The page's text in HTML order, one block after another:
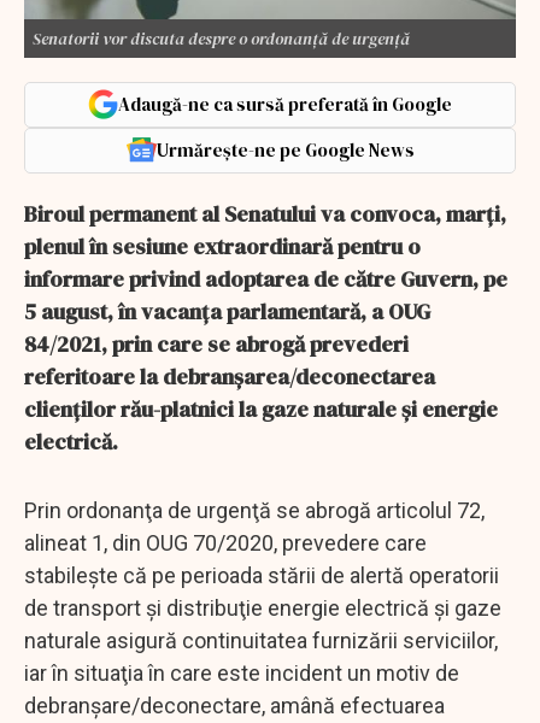
Senatorii vor discuta despre o ordonanță de urgență
Adaugă-ne ca sursă preferată în Google
Urmărește-ne pe Google News
Biroul permanent al Senatului va convoca, marţi,
plenul în sesiune extraordinară pentru o
informare privind adoptarea de către Guvern, pe
5 august, în vacanţa parlamentară, a OUG
84/2021, prin care se abrogă prevederi
referitoare la debranşarea/deconectarea
clienţilor rău-platnici la gaze naturale şi energie
electrică.
Prin ordonanţa de urgenţă se abrogă articolul 72,
alineat 1, din OUG 70/2020, prevedere care
stabileşte că pe perioada stării de alertă operatorii
de transport şi distribuţie energie electrică şi gaze
naturale asigură continuitatea furnizării serviciilor,
iar în situaţia în care este incident un motiv de
debranşare/deconectare, amână efectuarea